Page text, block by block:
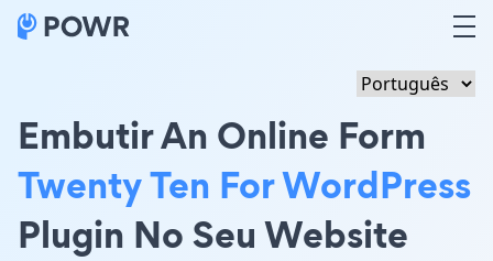
Embutir An Online Form
Twenty Ten For WordPress
Plugin No Seu Website